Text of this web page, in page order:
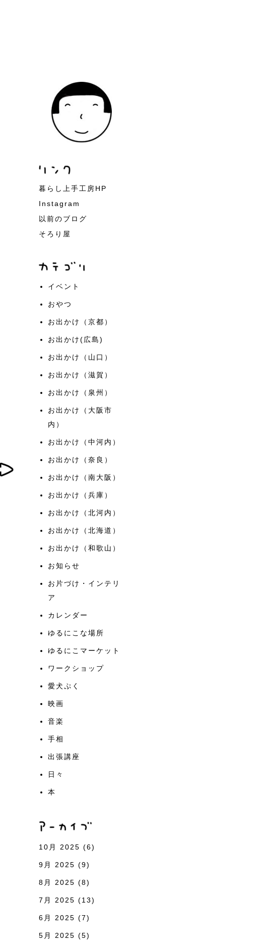
暮らし上手工房HP
Instagram
以前のブログ
そろり屋
イベント
おやつ
お出かけ（京都）
お出かけ(広島)
お出かけ（山口）
お出かけ（滋賀）
お出かけ（泉州）
お出かけ（大阪市
内）
お出かけ（中河内）
お出かけ（奈良）
お出かけ（南大阪）
お出かけ（兵庫）
お出かけ（北河内）
お出かけ（北海道）
お出かけ（和歌山）
お知らせ
お片づけ・インテリ
ア
カレンダー
ゆるにこな場所
ゆるにこマーケット
ワークショップ
愛犬ぷく
映画
音楽
手相
出張講座
日々
本
10月 2025 (6)
9月 2025 (9)
8月 2025 (8)
7月 2025 (13)
6月 2025 (7)
5月 2025 (5)